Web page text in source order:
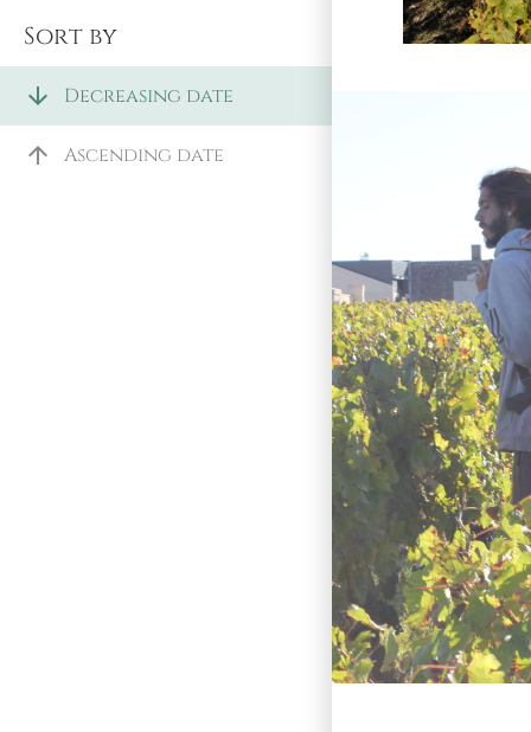
Sort by
arrow_downward Decreasing date
arrow_upward Ascending date